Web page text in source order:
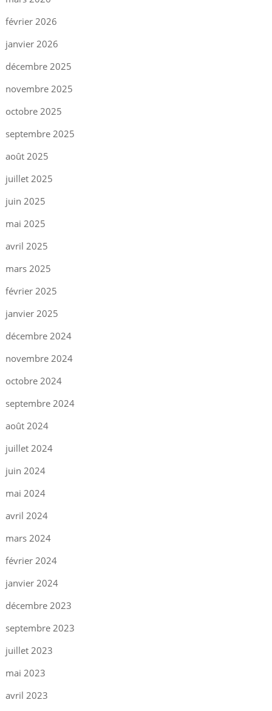
février 2026
janvier 2026
décembre 2025
novembre 2025
octobre 2025
septembre 2025
août 2025
juillet 2025
juin 2025
mai 2025
avril 2025
mars 2025
février 2025
janvier 2025
décembre 2024
novembre 2024
octobre 2024
septembre 2024
août 2024
juillet 2024
juin 2024
mai 2024
avril 2024
mars 2024
février 2024
janvier 2024
décembre 2023
septembre 2023
juillet 2023
mai 2023
avril 2023